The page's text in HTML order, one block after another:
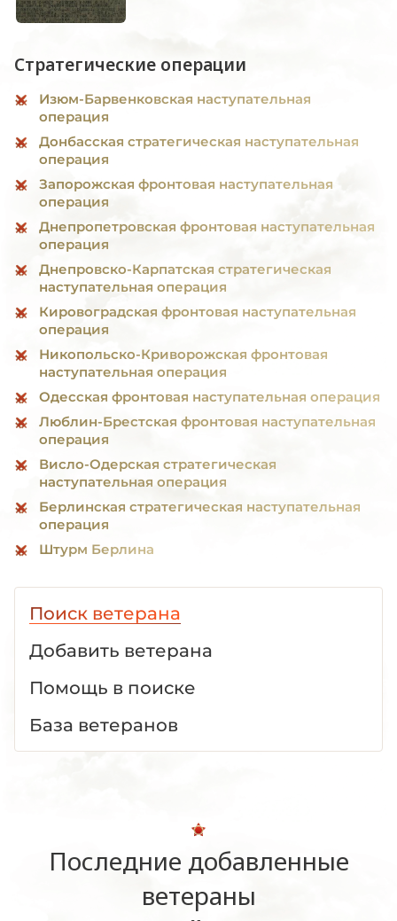
Стратегические операции
Изюм-Барвенковская наступательная
операция
Донбасская стратегическая наступательная
операция
Запорожская фронтовая наступательная
операция
Днепропетровская фронтовая наступательная
операция
Днепровско-Карпатская стратегическая
наступательная операция
Кировоградская фронтовая наступательная
операция
Никопольско-Криворожская фронтовая
наступательная операция
Одесская фронтовая наступательная операция
Люблин-Брестская фронтовая наступательная
операция
Висло-Одерская стратегическая
наступательная операция
Берлинская стратегическая наступательная
операция
Штурм Берлина
Поиск ветерана
Добавить ветерана
Помощь в поиске
База ветеранов
Последние добавленные
ветераны